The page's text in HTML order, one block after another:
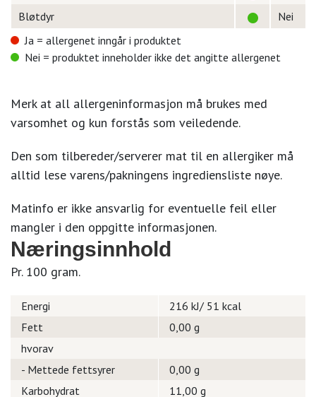
Bløtdyr
Nei
Ja = allergenet inngår i produktet
Nei = produktet inneholder ikke det angitte allergenet
Merk at all allergeninformasjon må brukes med
varsomhet og kun forstås som veiledende.
Den som tilbereder/serverer mat til en allergiker må
alltid lese varens/pakningens ingrediensliste nøye.
Matinfo er ikke ansvarlig for eventuelle feil eller
mangler i den oppgitte informasjonen.
Næringsinnhold
Pr. 100 gram.
Energi
216 kJ/ 51 kcal
Fett
0,00 g
hvorav
- Mettede fettsyrer
0,00 g
Karbohydrat
11,00 g